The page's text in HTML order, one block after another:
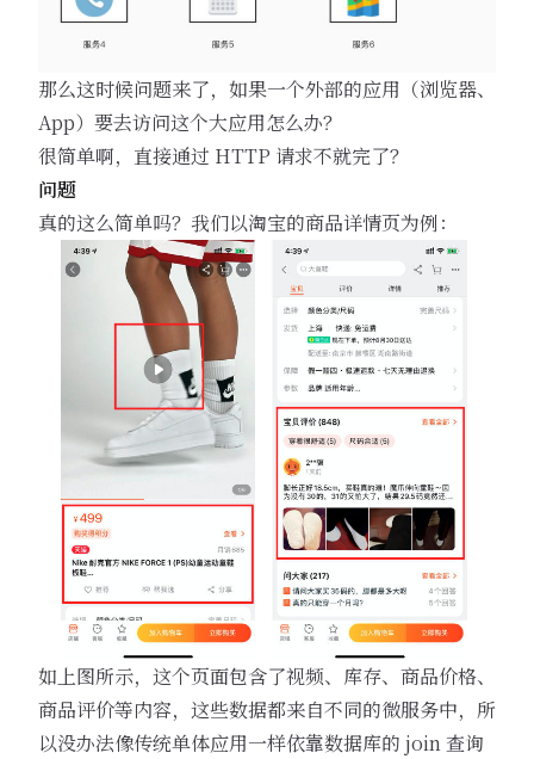
那么这时候问题来了，如果一个外部的应用（浏览器、
App）要去访问这个大应用怎么办？
很简单啊，直接通过 HTTP 请求不就完了？
问题
真的这么简单吗？我们以淘宝的商品详情页为例：
如上图所示，这个页面包含了视频、库存、商品价格、
商品评价等内容，这些数据都来自不同的微服务中，所
以没办法像传统单体应用一样依靠数据库的 join 查询